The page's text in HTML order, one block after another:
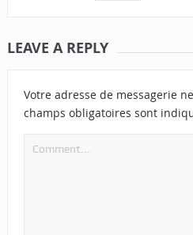
LEAVE A REPLY
Votre adresse de messagerie
champs obligatoires sont